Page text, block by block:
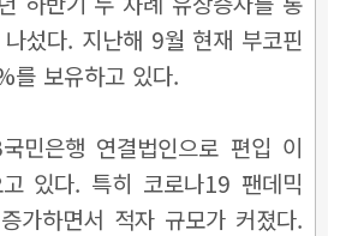
섰다. 지난해 9월 현재 부코핀
를 보유하고 있다.
민은행 연결법인으로 편입 이
있다. 특히 코로나19 팬데믹
가하면서 적자 규모가 커졌다.